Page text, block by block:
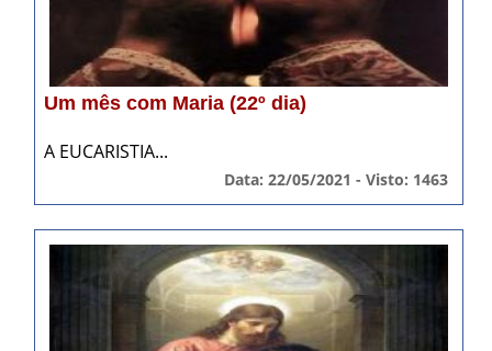
Um mês com Maria (22º dia)
A EUCARISTIA...
Data: 22/05/2021 - Visto: 1463